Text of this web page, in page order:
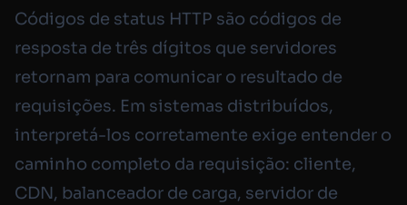
Códigos de status HTTP são códigos de
resposta de três dígitos que servidores
retornam para comunicar o resultado de
requisições. Em sistemas distribuídos,
interpretá-los corretamente exige entender o
caminho completo da requisição: cliente,
CDN, balanceador de carga, servidor de